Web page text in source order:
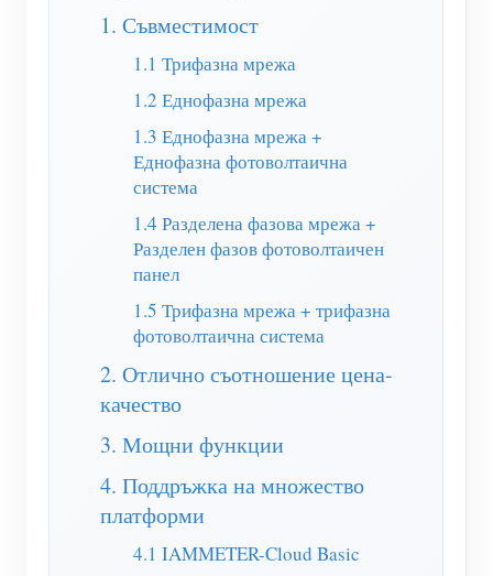
Услуга за самостоятелно хостване
EV зарядно устройство
IAMMETER Симулатор
Виртуален измервателен уред
Система за енергийно прогнозиране и симулация
Приложения
Енергиен монитор на слънчева фотоволтаична
система
Система за управление на фотоволтаични
нагреватели
Домашна автоматизация
Фабричен енергиен мониторинг
Магазин
Ресурси
Бърз старт на продукта
Документ
Обучително видео
ЧЗВ
Новини
Общност
Разработчик
Разгледайте
Програма за награди
Контакт
За нас
1. Съвместимост
1.1 Трифазна мрежа
1.2 Еднофазна мрежа
1.3 Еднофазна мрежа +
Еднофазна фотоволтаична
система
1.4 Разделена фазова мрежа +
Разделен фазов фотоволтаичен
панел
1.5 Трифазна мрежа + трифазна
фотоволтаична система
2. Отлично съотношение цена-
качество
3. Мощни функции
4. Поддръжка на множество
платформи
4.1 IAMMETER-Cloud Basic